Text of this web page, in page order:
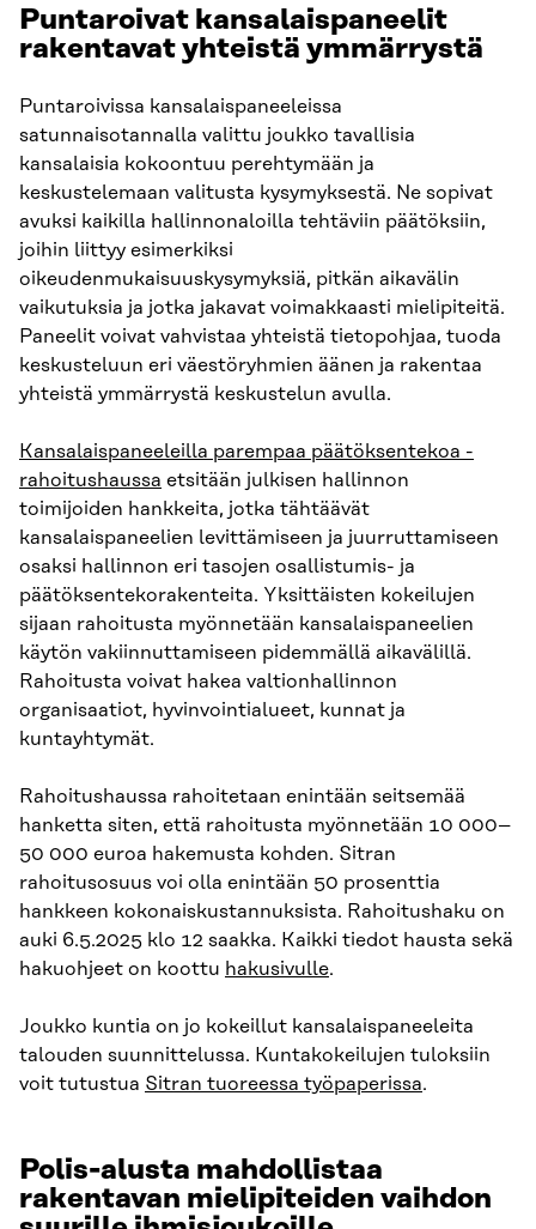
Puntaroivat kansalaispaneelit
rakentavat yhteistä ymmärrystä
Puntaroivissa kansalaispaneeleissa
satunnaisotannalla valittu joukko tavallisia
kansalaisia kokoontuu perehtymään ja
keskustelemaan valitusta kysymyksestä. Ne sopivat
avuksi kaikilla hallinnonaloilla tehtäviin päätöksiin,
joihin liittyy esimerkiksi
oikeudenmukaisuuskysymyksiä, pitkän aikavälin
vaikutuksia ja jotka jakavat voimakkaasti mielipiteitä.
Paneelit voivat vahvistaa yhteistä tietopohjaa, tuoda
keskusteluun eri väestöryhmien äänen ja rakentaa
yhteistä ymmärrystä keskustelun avulla.
Kansalaispaneeleilla parempaa päätöksentekoa -
rahoitushaussa etsitään julkisen hallinnon
toimijoiden hankkeita, jotka tähtäävät
kansalaispaneelien levittämiseen ja juurruttamiseen
osaksi hallinnon eri tasojen osallistumis- ja
päätöksentekorakenteita. Yksittäisten kokeilujen
sijaan rahoitusta myönnetään kansalaispaneelien
käytön vakiinnuttamiseen pidemmällä aikavälillä.
Rahoitusta voivat hakea valtionhallinnon
organisaatiot, hyvinvointialueet, kunnat ja
kuntayhtymät.
Rahoitushaussa rahoitetaan enintään seitsemää
hanketta siten, että rahoitusta myönnetään 10 000–
50 000 euroa hakemusta kohden. Sitran
rahoitusosuus voi olla enintään 50 prosenttia
hankkeen kokonaiskustannuksista. Rahoitushaku on
auki 6.5.2025 klo 12 saakka. Kaikki tiedot hausta sekä
hakuohjeet on koottu hakusivulle.
Joukko kuntia on jo kokeillut kansalaispaneeleita
talouden suunnittelussa. Kuntakokeilujen tuloksiin
voit tutustua Sitran tuoreessa työpaperissa.
Polis-alusta mahdollistaa
rakentavan mielipiteiden vaihdon